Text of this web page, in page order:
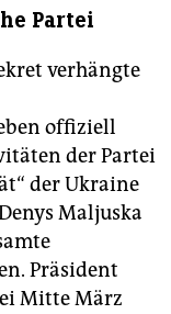
Partei
verhängte
offiziell
der Partei
der Ukraine
Maljuska
Präsident
Mitte März